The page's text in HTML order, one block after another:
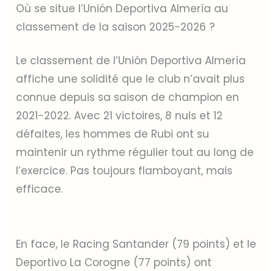
Où se situe l’Unión Deportiva Almería au
classement de la saison 2025-2026 ?
Le classement de l’Unión Deportiva Almería
affiche une solidité que le club n’avait plus
connue depuis sa saison de champion en
2021-2022. Avec 21 victoires, 8 nuls et 12
défaites, les hommes de Rubi ont su
maintenir un rythme régulier tout au long de
l’exercice. Pas toujours flamboyant, mais
efficace.
En face, le Racing Santander (79 points) et le
Deportivo La Corogne (77 points) ont